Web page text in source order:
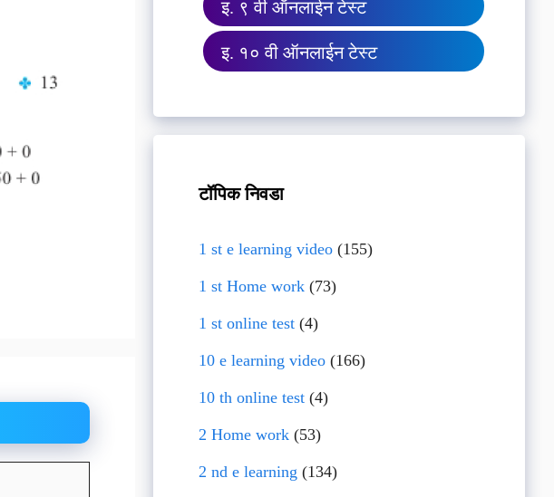
इ. ९ वी ऑनलाईन टेस्ट
इ. १० वी ऑनलाईन टेस्ट
टॉपिक निवडा
1 st e learning video(155)
1 st Home work(73)
1 st online test(4)
10 e learning video(166)
10 th online test(4)
2 Home work(53)
2 nd e learning (134)